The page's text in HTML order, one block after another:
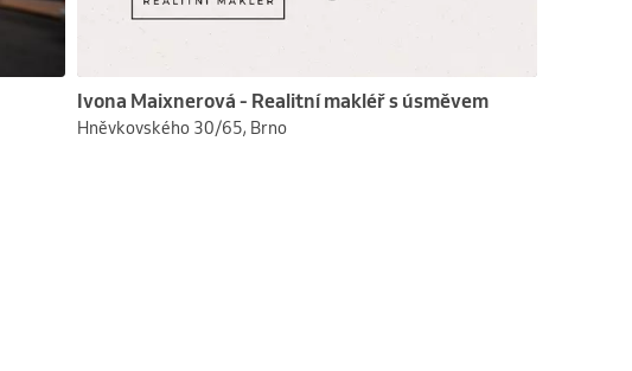
Ivona Maixnerová - Realitní makléř s úsměvem
Hněvkovského 30/65, Brno